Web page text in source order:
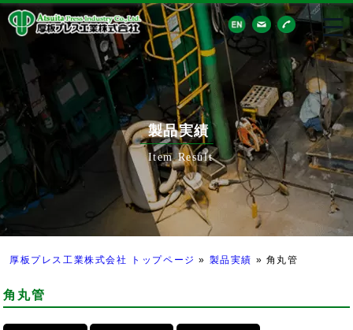
製品実績
Item Result
厚板プレス工業株式会社 トップページ » 製品実績 » 角丸管
角丸管